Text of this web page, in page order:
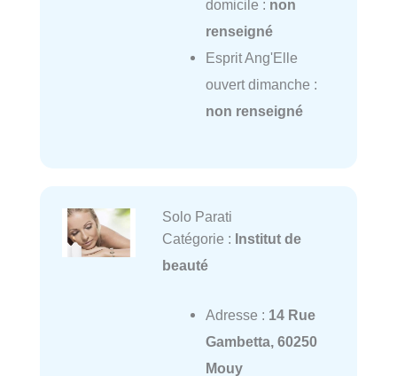
domicile : non
renseigné
Esprit Ang'Elle
ouvert dimanche :
non renseigné
Solo Parati
Catégorie : Institut de
beauté
Adresse : 14 Rue
Gambetta, 60250
Mouy